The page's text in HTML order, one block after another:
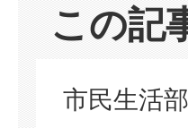
この記
市民生活